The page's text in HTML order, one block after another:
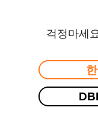
걱정마세